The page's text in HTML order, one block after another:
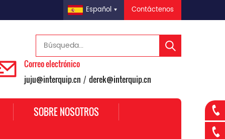
Contáctenos
Español
Correo electrónico
juju@interquip.cn / derek@interquip.cn
SOBRE NOSOTROS